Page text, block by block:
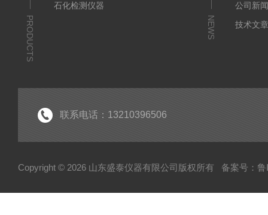
PRODUCTS
石化检测仪器
NEWS
公司新
技术文
联系电话：13210396506
Copyright © 2026 山东盛泰仪器有限公司版权所有 备案号：